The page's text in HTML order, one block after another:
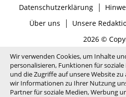
Datenschutzerklärung|
Über uns | Unsere
2026 ©
Wir verwenden Cookies, um Inhalte
personalisieren, Funktionen für
und die Zugriffe auf unsere Website
wir Informationen zu Ihrer Nutzung
Partner für soziale Medien, Werbung